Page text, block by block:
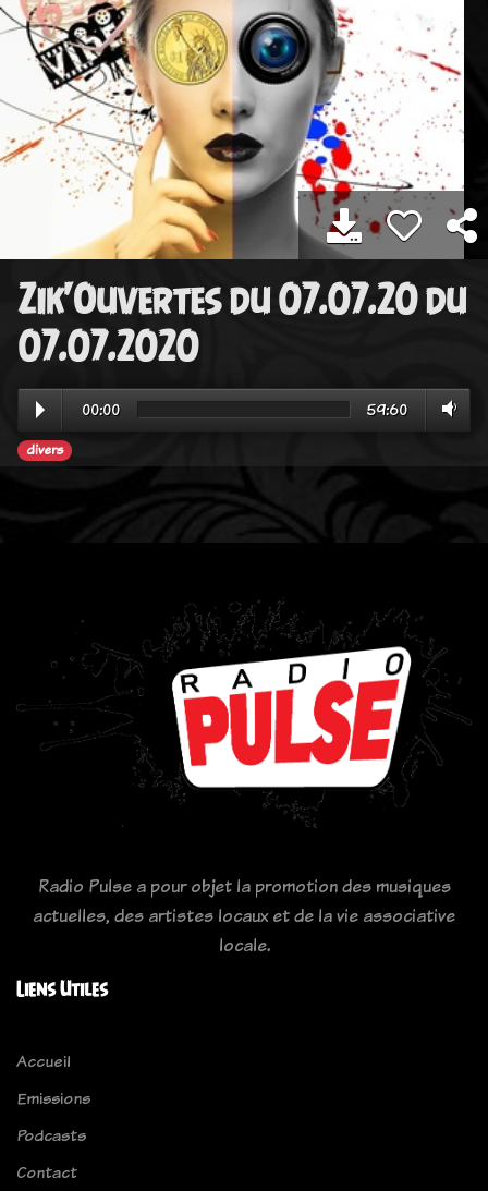
Zik'Ouvertes du 07.07.20 du
07.07.2020
00:00 59:60
divers
Radio Pulse a pour objet la promotion des musiques
actuelles, des artistes locaux et de la vie associative
locale.
Liens Utiles
Accueil
Emissions
Podcasts
Contact